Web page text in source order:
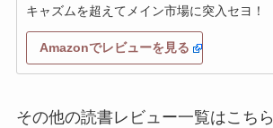
キャズムを超えてメイン市場に突入セヨ！
Amazonでレビューを見る
その他の読書レビュー一覧はこち